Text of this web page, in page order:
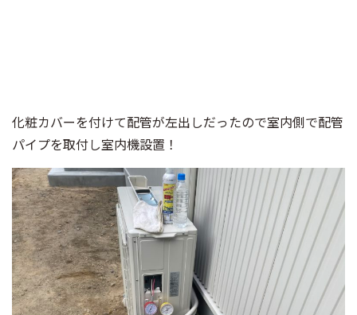
化粧カバーを付けて配管が左出しだったので室内側で配管
パイプを取付し室内機設置！